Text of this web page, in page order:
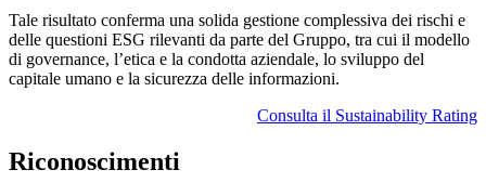
Tale risultato conferma una solida gestione complessiva dei rischi e
delle questioni ESG rilevanti da parte del Gruppo, tra cui il modello
di governance, l’etica e la condotta aziendale, lo sviluppo del
capitale umano e la sicurezza delle informazioni.
Consulta il Sustainability Rating
Riconoscimenti